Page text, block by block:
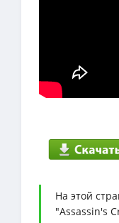
На этой
"Assassin's